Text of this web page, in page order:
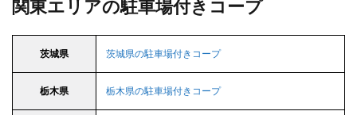
関東エリアの駐車場付きコープ
茨城県 茨城県の駐車場付きコープ
栃木県 栃木県の駐車場付きコープ